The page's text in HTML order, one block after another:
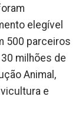
elegível
500 parceiros
milhões de
Animal,
e